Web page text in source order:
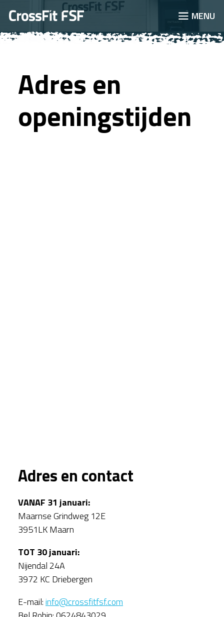
JUMP
MENU
Adres en
openingstijden
Adres en contact
VANAF 31 januari:
Maarnse Grindweg 12E
3951LK Maarn
TOT 30 januari:
Nijendal 24A
3972 KC Driebergen
E-mail:info@crossfitfsf.com